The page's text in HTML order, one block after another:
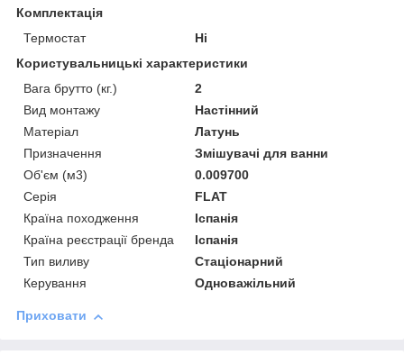
Комплектація
Термостат
Ні
Користувальницькі характеристики
Вага брутто (кг.)
2
Вид монтажу
Настінний
Матеріал
Латунь
Призначення
Змішувачі для ванни
Об'єм (м3)
0.009700
Серія
FLAT
Країна походження
Іспанія
Країна реєстрації бренда
Іспанія
Тип виливу
Стаціонарний
Керування
Одноважільний
Приховати